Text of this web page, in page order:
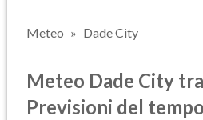
Meteo Dade City
Meteo Dade City
Previsioni del